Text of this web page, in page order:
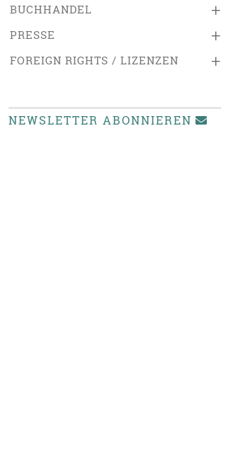
+
BUCHHANDEL
+
PRESSE
+
FOREIGN RIGHTS / LIZENZEN
NEWSLETTER ABONNIEREN